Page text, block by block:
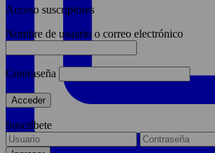
Acceso suscriptores
Nombre de usuario o correo electrónico
Contraseña
Suscríbete